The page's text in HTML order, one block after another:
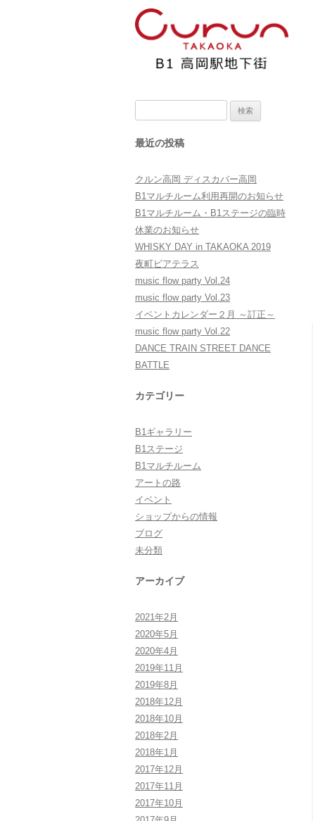
最近の投稿
クルン高岡 ディスカバー高岡
B1マルチルーム利用再開のお知らせ
B1マルチルーム・B1ステージの臨時
休業のお知らせ
WHISKY DAY in TAKAOKA 2019
夜町ビアテラス
music flow party Vol.24
music flow party Vol.23
イベントカレンダー２月 ～訂正～
music flow party Vol.22
DANCE TRAIN STREET DANCE
BATTLE
カテゴリー
B1ギャラリー
B1ステージ
B1マルチルーム
アートの路
イベント
ショップからの情報
ブログ
未分類
アーカイブ
2021年2月
2020年5月
2020年4月
2019年11月
2019年8月
2018年12月
2018年10月
2018年2月
2018年1月
2017年12月
2017年11月
2017年10月